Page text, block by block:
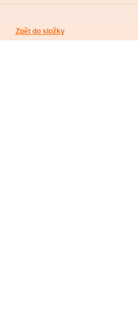
Zpět do složky